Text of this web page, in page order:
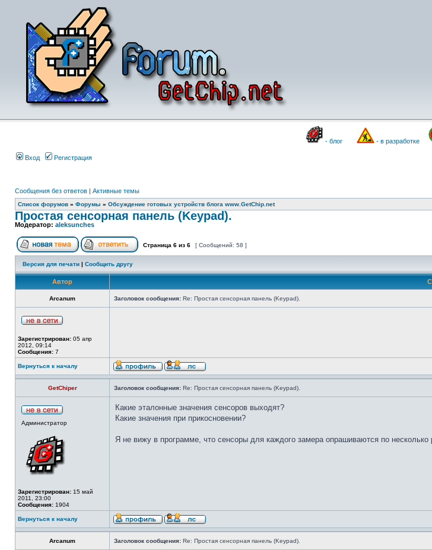
- блог - в разработке
Вход Регистрация
Сообщения без ответов | Активные темы
Список форумов » Форумы » Обсуждение готовых устройств блога www.GetChip.net
Простая сенсорная панель (Keypad).
Модератор: aleksunches
Страница 6 из 6 [ Сообщений: 58 ]
Версия для печати | Сообщить другу
Автор
Arcanum Заголовок сообщения: Re: Простая сенсорная панель (Keypad).
Зарегистрирован: 05 апр
2012, 09:14
Сообщения: 7
Вернуться к началу
GetChiper Заголовок сообщения: Re: Простая сенсорная панель (Keypad).
Администратор
Зарегистрирован: 15 май
2011, 23:00
Сообщения: 1904
Какие эталонные значения сенсоров выходят?
Какие значения при прикосновении?
Я не вижу в программе, что сенсоры для каждого замера опрашиваются по несколько
Вернуться к началу
Arcanum Заголовок сообщения: Re: Простая сенсорная панель (Keypad).